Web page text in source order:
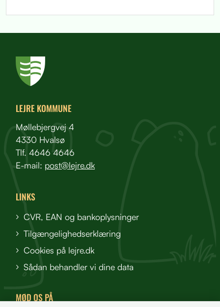
LEJRE KOMMUNE
Møllebjergvej 4
4330 Hvalsø
Tlf. 4646 4646
E-mail: post@lejre.dk
LINKS
CVR, EAN og bankoplysninger
Tilgængelighedserklæring
Cookies på lejre.dk
Sådan behandler vi dine data
MØD OS PÅ